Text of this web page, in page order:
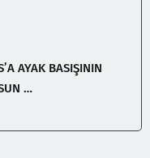
AYAK BASIŞININ
…